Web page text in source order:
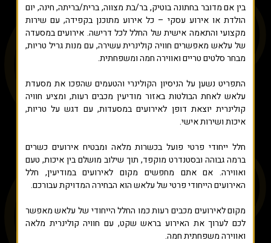
בין אם מדובר בחתונה בוטיק, בר/בת מצווה, ברית/בריתה, חינה, יום
הולדת או אירוע עסקי – כל אירוע מתוכנן בקפידה, עם שירות
מקצועי והתאמה אישית של החלל לכל דרישה. אירועים במסעדה
של עלאש מאפשרים חוויה קולינרית עשירה, עם מנות גריל טריות,
מבחר סלטים טריים ואווירה חמה ומשפחתית.
התפריט נשען על הניסיון הקולינרי והטעמים שהפכו את מסעדת
עלאש לאחת הבולטות באזור מודיעין מכבים רעות, ומציע חוויה
קולינרית יוצאת דופן לאירועים במסעדות, עם דגש על טריות,
איכות ושירות אישי.
חלל ייחודי פרטי פועל בכשרות מלאה ומבטיח אירועים כשרים
ברמה גבוהה ובסטנדרט מוקפד, תוך שילוב מושלם בין איכות, טעם
ואווירה. אם אתם מחפשים מקום לאירועים במודיעין, חלל
האירועים הייחודי פרטי של עלאש הוא הבחירה המדויקת עבורכם.
מקום לאירועים מכבים רעות כמו החלל הייחודי של עלאש מאפשר
לכם לערוך את האירוע בראש שקט, עם חוויה קולינרית מלאה
ואווירה משפחתית חמה.